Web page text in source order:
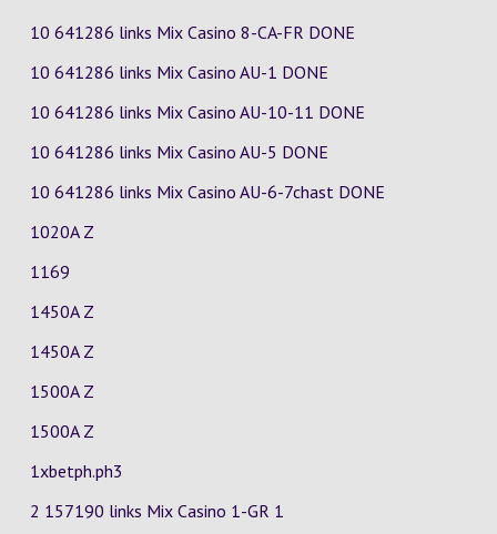
10 641286 links Mix Casino 8-CA-FR DONE
10 641286 links Mix Casino AU-1 DONE
10 641286 links Mix Casino AU-10-11 DONE
10 641286 links Mix Casino AU-5 DONE
10 641286 links Mix Casino AU-6-7chast DONE
1020A Z
1169
1450A Z
1450A Z
1500A Z
1500A Z
1xbetph.ph3
2 157190 links Mix Casino 1-GR 1